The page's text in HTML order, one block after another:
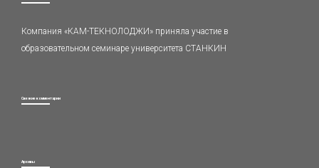
Компания «КАМ-ТЕКНОЛОДЖИ» приняла участие в
образовательном семинаре университета СТАНКИН
Свежие комментарии
Архивы